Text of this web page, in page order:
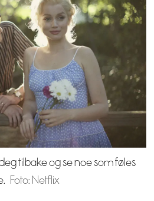
tilbake og se noe som føles
Foto: Netflix